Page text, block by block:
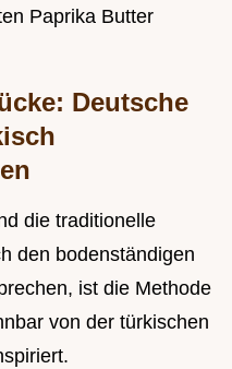
Paprika Butter
Deutsche
die traditionelle
den bodenständigen
ist die Methode
von der türkischen